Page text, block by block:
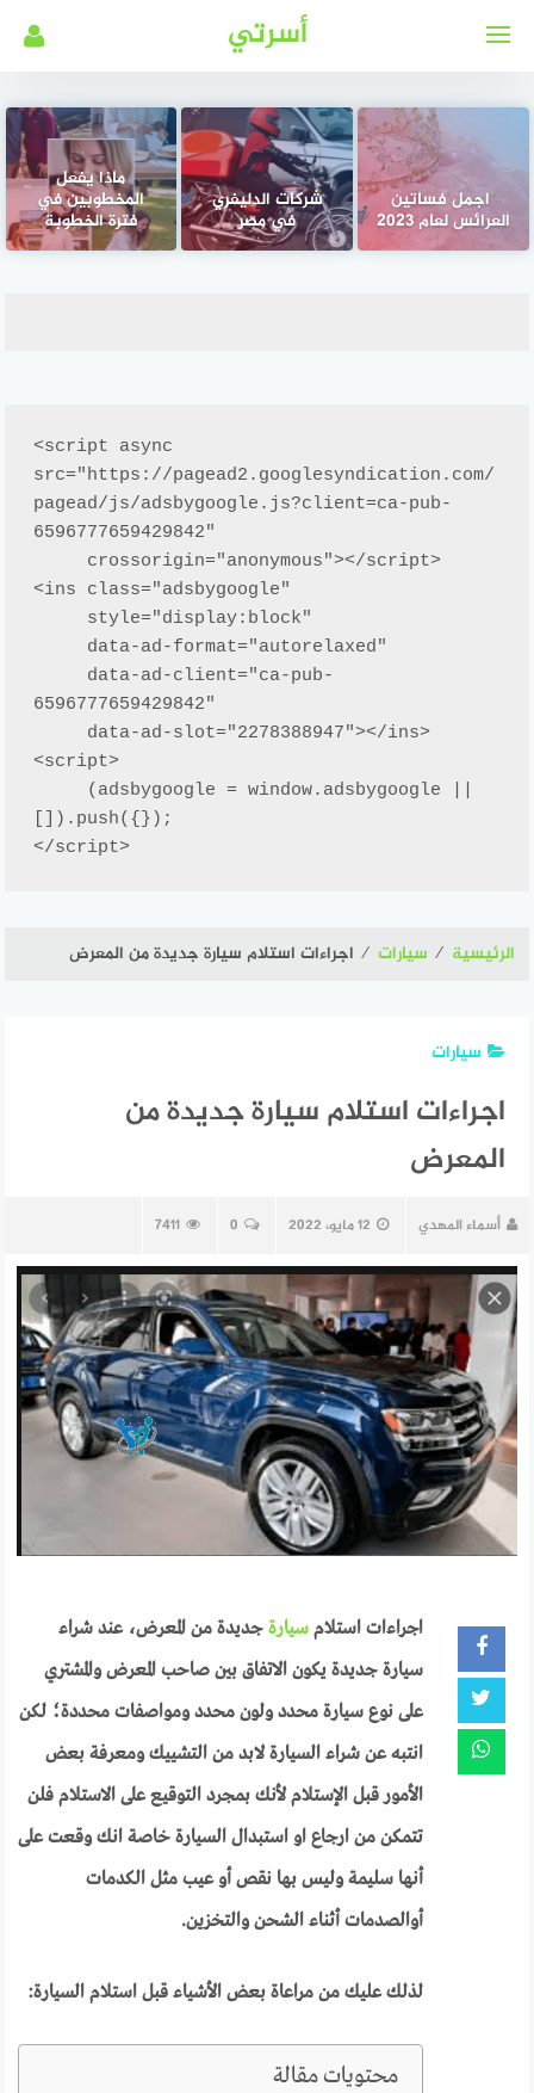
أسرتي
اجمل فساتين
العرائس لعام 2023
شركات الدليفري
في مصر
ماذا يفعل
المخطوبين في
فترة الخطوبة
<script async
src="https://pagead2.googlesyndication.com/
pagead/js/adsbygoogle.js?client=ca-pub-
6596777659429842"
<ins class="adsbygoogle"
6596777659429842"
<script>
[]).push({});
</script>
الرئيسية ⁄ سيارات ⁄ اجراءات استلام سيارة جديدة من المعرض
سيارات
اجراءات استلام سيارة جديدة من
المعرض
أسماء المهدي 12 مايو، 2022 0
7411
اجراءات استلامسيارة جديدة من المعرض، عند شراء
سيارة جديدة يكون الاتفاق بين صاحب المعرض والمشتري
على نوع سيارة محدد ولون محدد ومواصفات محددة؛ لكن
انتبه عن شراء السيارة لابد من التشييك ومعرفة بعض
الأمور قبل الإستلام لأنك بمجرد التوقيع على الاستلام فلن
تتمكن من ارجاع او استبدال السيارة خاصة انك وقعت على
أنها سليمة وليس بها نقص أو عيب مثل الكدمات
أوالصدمات أثناء الشحن والتخزين.
لذلك عليك من مراعاة بعض الأشياء قبل استلام السيارة:
محتويات مقالة